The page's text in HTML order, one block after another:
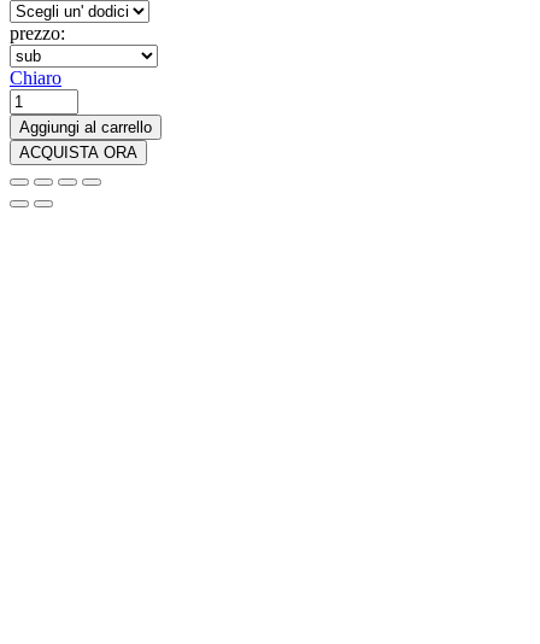
prezzo:
Chiaro
Koi
Camicia
Blu
Navy
con
Motivo
Aggiungi al carrello
ACQUISTA ORA